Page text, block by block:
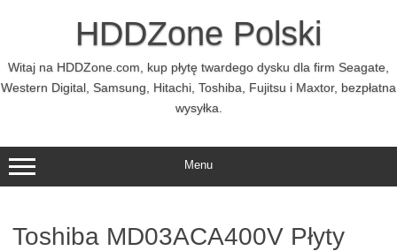
HDDZone Polski
Witaj na HDDZone.com, kup płytę twardego dysku dla firm Seagate,
Western Digital, Samsung, Hitachi, Toshiba, Fujitsu i Maxtor, bezpłatna
wysyłka.
Menu
Toshiba MD03ACA400V Płyty